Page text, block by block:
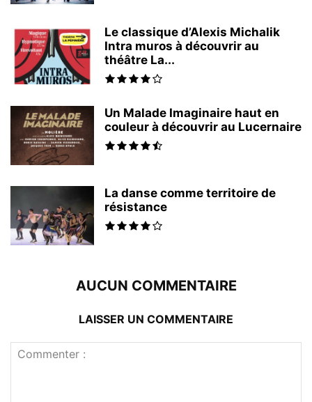
Le classique d’Alexis Michalik
Intra muros à découvrir au
théâtre La...
Un Malade Imaginaire haut en
couleur à découvrir au Lucernaire
La danse comme territoire de
résistance
AUCUN COMMENTAIRE
LAISSER UN COMMENTAIRE